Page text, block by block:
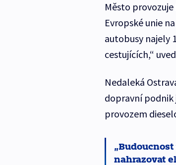
Město
Evropské unie
autobusy najely
cestujících,“
Nedaleká
dopravní podnik
provozem
nahrazovat